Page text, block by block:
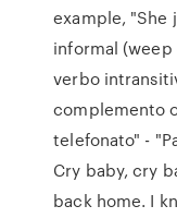
example, "She
informal
verbo
complemento
telefonato" -
Cry baby, cry
back home. I